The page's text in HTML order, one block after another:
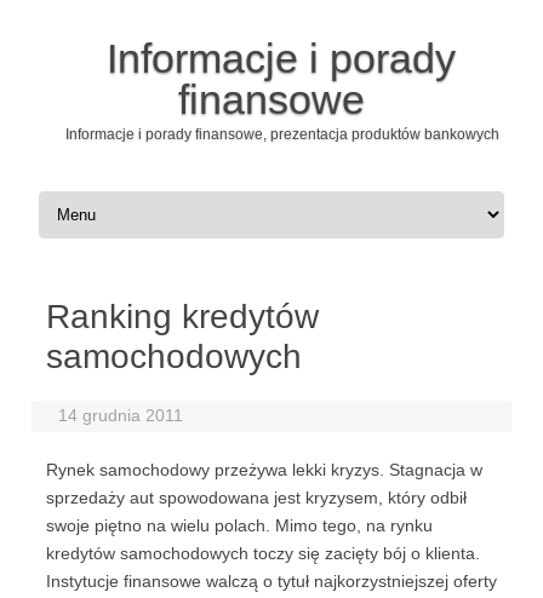
Informacje i porady
finansowe
Informacje i porady finansowe, prezentacja produktów bankowych
Przeskocz do treści
Ranking kredytów
samochodowych
14 grudnia 2011
Rynek samochodowy przeżywa lekki kryzys. Stagnacja w
sprzedaży aut spowodowana jest kryzysem, który odbił
swoje piętno na wielu polach. Mimo tego, na rynku
kredytów samochodowych toczy się zacięty bój o klienta.
Instytucje finansowe walczą o tytuł najkorzystniejszej oferty